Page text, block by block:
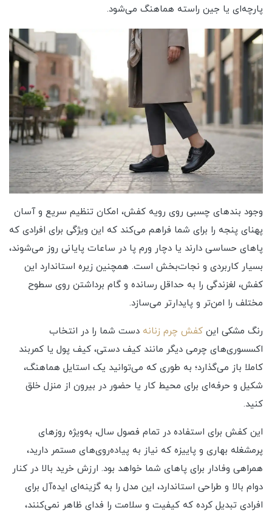
پارچه‌ای یا جین راسته هماهنگ می‌شود.
وجود بندهای چسبی روی رویه کفش، امکان تنظیم سریع و آسان
پهنای پنجه را برای شما فراهم می‌کند که این ویژگی برای افرادی که
پاهای حساسی دارند یا دچار ورم پا در ساعات پایانی روز می‌شوند،
بسیار کاربردی و نجات‌بخش است. همچنین زیره استاندارد این
کفش، لغزندگی را به حداقل رسانده و گام برداشتن روی سطوح
مختلف را امن‌تر و پایدارتر می‌سازد.
رنگ مشکی این کفش چرم زنانه دست شما را در انتخاب
اکسسوری‌های چرمی دیگر مانند کیف دستی، کیف پول یا کمربند
کاملا باز می‌گذارد؛ به‌ طوری‌ که می‌توانید یک استایل هماهنگ،
شکیل و حرفه‌ای برای محیط کار یا حضور در بیرون از منزل خلق
کنید.
این کفش برای استفاده در تمام فصول سال، به‌ویژه روزهای
پرمشغله بهاری و پاییزه که نیاز به پیاده‌روی‌های مستمر دارید،
همراهی وفادار برای پاهای شما خواهد بود. ارزش خرید بالا در کنار
دوام بالا و طراحی استاندارد، این مدل را به گزینه‌ای ایده‌آل برای
افرادی تبدیل کرده که کیفیت و سلامت را فدای ظاهر نمی‌کنند،